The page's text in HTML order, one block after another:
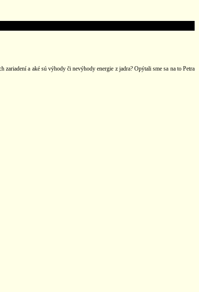
a aké sú výhody či nevýhody energie z jadra? Opýtali sme sa na to Petra